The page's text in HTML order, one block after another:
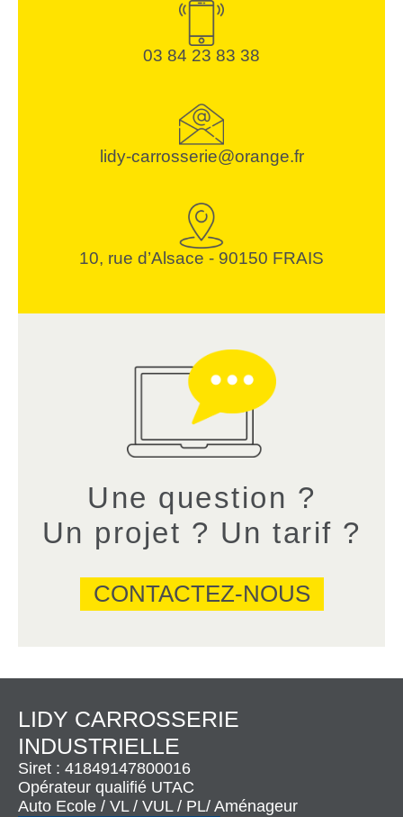
03 84 23 83 38
lidy-carrosserie@orange.fr
10, rue d’Alsace - 90150 FRAIS
Une question ?
Un projet ? Un tarif ?
CONTACTEZ-NOUS
LIDY CARROSSERIE
INDUSTRIELLE
Siret : 41849147800016
Opérateur qualifié UTAC
Auto Ecole / VL / VUL / PL/ Aménageur